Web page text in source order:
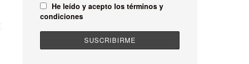
He leído y acepto los términos y
condiciones